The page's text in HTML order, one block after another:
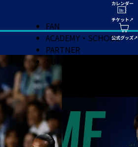
FAN
ACADEMY・SCHOOL
PARTNER